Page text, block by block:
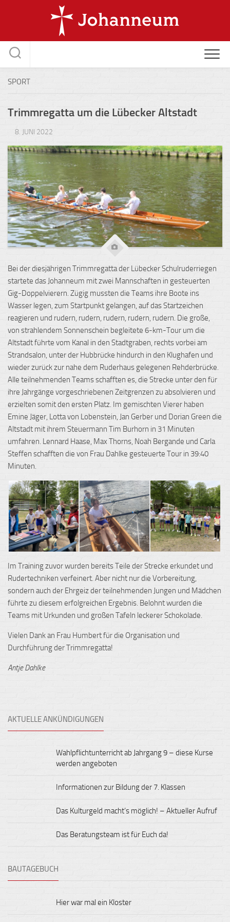
SPORT
Trimmregatta um die Lübecker Altstadt
8. JUNI 2022
Bei der diesjährigen Trimmregatta der Lübecker Schulruderriegen
startete das Johanneum mit zwei Mannschaften in gesteuerten
Gig-Doppelvierern. Zügig mussten die Teams ihre Boote ins
Wasser legen, zum Startpunkt gelangen, auf das Startzeichen
reagieren und rudern, rudern, rudern, rudern, rudern. Die große,
von strahlendem Sonnenschein begleitete 6-km-Tour um die
Altstadt führte vom Kanal in den Stadtgraben, rechts vorbei am
Strandsalon, unter der Hubbrücke hindurch in den Klughafen und
wieder zurück zur nahe dem Ruderhaus gelegenen Rehderbrücke.
Alle teilnehmenden Teams schafften es, die Strecke unter den für
ihre Jahrgänge vorgeschriebenen Zeitgrenzen zu absolvieren und
erzielten somit den ersten Platz. Im gemischten Vierer haben
Emine Jäger, Lotta von Lobenstein, Jan Gerber und Dorian Green die
Altstadt mit ihrem Steuermann Tim Burhorn in 31 Minuten
umfahren. Lennard Haase, Max Thorns, Noah Bergande und Carla
Steffen schafften die von Frau Dahlke gesteuerte Tour in 39:40
Minuten.
Im Training zuvor wurden bereits Teile der Strecke erkundet und
Rudertechniken verfeinert. Aber nicht nur die Vorbereitung,
sondern auch der Ehrgeiz der teilnehmenden Jungen und Mädchen
führte zu diesem erfolgreichen Ergebnis. Belohnt wurden die
Teams mit Urkunden und großen Tafeln leckerer Schokolade.
Vielen Dank an Frau Humbert für die Organisation und
Durchführung der Trimmregatta!
Antje Dahlke
AKTUELLE ANKÜNDIGUNGEN
Wahlpflichtunterricht ab Jahrgang 9 – diese Kurse
werden angeboten
Informationen zur Bildung der 7. Klassen
Das Kulturgeld macht’s möglich! – Aktueller Aufruf
Das Beratungsteam ist für Euch da!
BAUTAGEBUCH
Hier war mal ein Kloster